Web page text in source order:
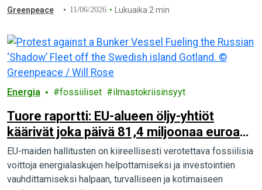
tuore kansainvälinen raportti.
Greenpeace 11/06/2026 Lukuaika 2 min
Energia fossiiliset ilmastokriisinsyyt
Tuore raportti: EU-alueen öljy-yhtiöt
käärivät joka päivä 81,4 miljoonaa euroa
ylimääräistä voittoa Iranin sodan
seurauksena
EU-maiden hallitusten on kiireellisesti verotettava fossiilisia
voittoja energialaskujen helpottamiseksi ja investointien
vauhdittamiseksi halpaan, turvalliseen ja kotimaiseen